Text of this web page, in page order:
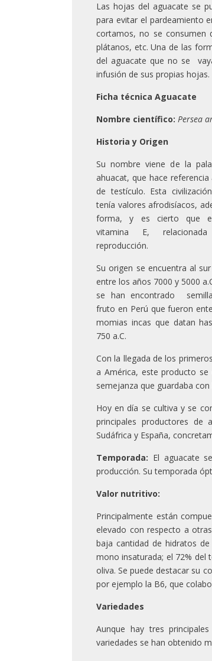
Las hojas del aguacate se
para evitar el pardeamiento
cortamos, no se
plátanos, etc. Una de las
del aguacate que no se
infusión de sus propias hojas.
Ficha técnica Aguacate
Nombre científico: Persea
Historia y Origen
Su nombre viene de la
ahuacat, que hace
de testículo. Esta
tenía valores afrodisíacos,
forma, y es cierto que
vitamina E,
reproducción.
Su origen se encuentra al
entre los años 7000 y 5000
se han encontrado
fruto en Perú que fueron
momias incas que datan
750 a.C.
Con la llegada de los
a América, este producto
semejanza que guardaba con
Hoy en día se cultiva y se
principales productores de
Sudáfrica y España,
Temporada: El aguacate
producción. Su temporada
Valor nutritivo:
Principalmente están
elevado con respecto a
baja cantidad de hidratos
mono insaturada; el 72% del
oliva. Se puede destacar su
por ejemplo la B6, que
Variedades
Aunque hay tres
variedades se han obtenido